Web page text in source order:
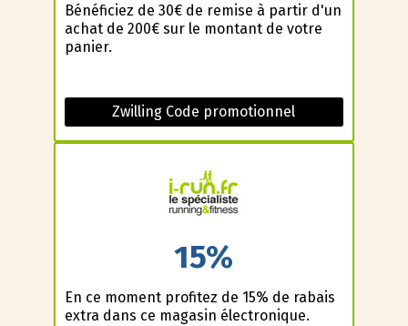
Bénéficiez de 30€ de remise à partir d'un
achat de 200€ sur le montant de votre
panier.
Zwilling Code promotionnel
15%
En ce moment profitez de 15% de rabais
extra dans ce magasin électronique.